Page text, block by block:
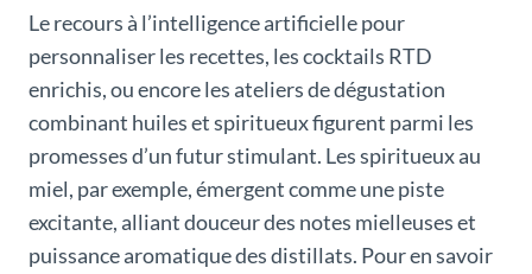
Le recours à l’intelligence artificielle pour
personnaliser les recettes, les cocktails RTD
enrichis, ou encore les ateliers de dégustation
combinant huiles et spiritueux figurent parmi les
promesses d’un futur stimulant. Les spiritueux au
miel, par exemple, émergent comme une piste
excitante, alliant douceur des notes mielleuses et
puissance aromatique des distillats. Pour en savoir